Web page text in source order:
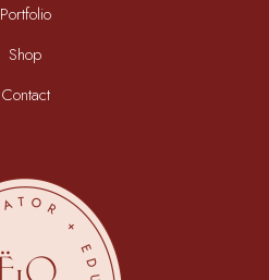
Portfolio
Shop
Contact